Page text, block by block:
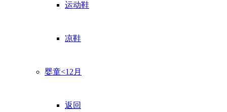
运动鞋
凉鞋
婴童<12月
返回